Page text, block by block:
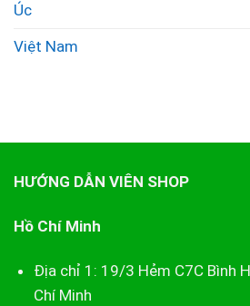
Úc
Việt Nam
HƯỚNG DẪN VIÊN SHOP
Hồ Chí Minh
Địa chỉ 1: 19/3 Hẻm C7C Bình
Chí Minh